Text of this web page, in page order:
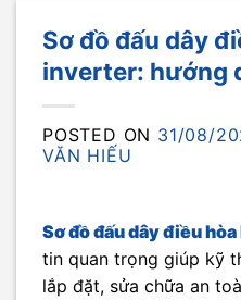
Sơ đồ đấu dây
inverter: hướng
POSTED ON 31/08/
VĂN HIẾU
Sơ đồ đấu dây điều
tin quan trọng giúp kỹ
lắp đặt, sửa chữa an